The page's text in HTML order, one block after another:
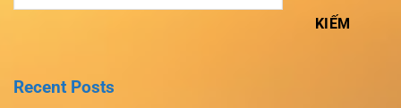
KIẾM
Recent Posts